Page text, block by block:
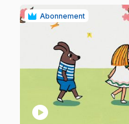
Abonnement
play_circle